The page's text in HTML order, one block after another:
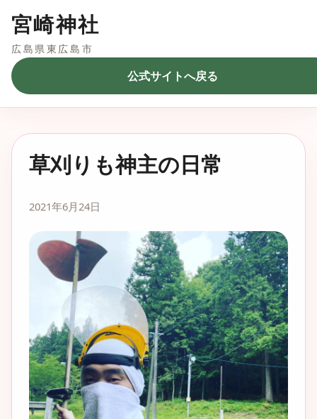
宮崎神社
広島県東広島市
公式サイトへ戻る
草刈りも神主の日常
2021年6月24日